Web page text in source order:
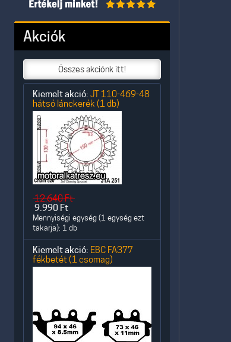
Akciók
Összes akciónk itt!
Kiemelt akció: JT 110-469-48
hátsó lánckerék (1 db)
12.640Ft
9.990 Ft
Mennyiségi egység (1 egység ezt
takarja): 1 db
Kiemelt akció: EBC FA377
fékbetét (1 csomag)